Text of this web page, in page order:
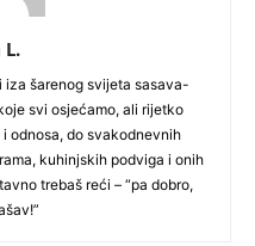
šarenog svijeta sasava-
svi osjećamo, ali rijetko
odnosa, do svakodnevnih
kuhinjskih podviga i onih
trebaš reći – “pa dobro,